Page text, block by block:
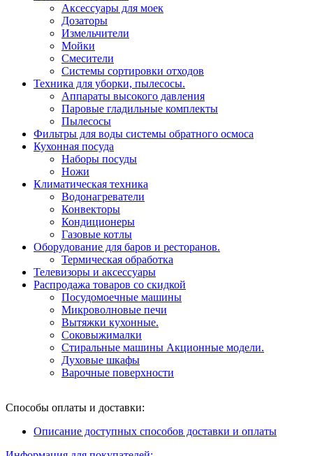
Аксессуары для моек
Дозаторы
Измельчители
Мойки
Смесители
Системы сортировки отходов
Техника для уборки, пылесосы.
Аппараты высокого давления
Паровые гладильные комплекты
Пылесосы
Фильтры для воды системы обратного осмоса
Кухонная посуда
Наборы посуды
Ножи
Климатическая техника
Водонагреватели
Конвекторы
Кондиционеры
Газовые котлы
Оборудование для баров и ресторанов.
Термическая обработка
Телевизоры и аксессуары
Распродажа товаров со скидкой
Посудомоечные машины
Микроволновые печи
Вытяжки кухонные.
Соковыжималки
Стиральные машины Акционные модели.
Духовые шкафы
Варочные поверхности
Способы оплаты и доставки:
Описание доступных способов доставки и оплаты